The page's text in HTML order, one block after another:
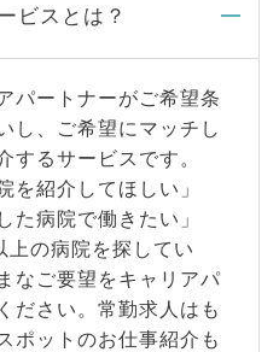
ビスとは？
パートナーがご希望条
し、ご希望にマッチし
するサービスです。
を紹介してほしい」
た病院で働きたい」
上の病院を探してい
なご要望をキャリアパ
ださい。常勤求人はも
ポットのお仕事紹介も